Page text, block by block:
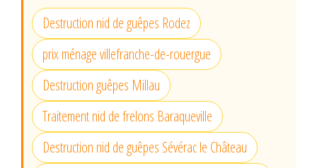
Destruction nid de guêpes Rodez
prix ménage villefranche-de-rouergue
Destruction guêpes Millau
Traitement nid de frelons Baraqueville
Destruction nid de guêpes Sévérac le Château